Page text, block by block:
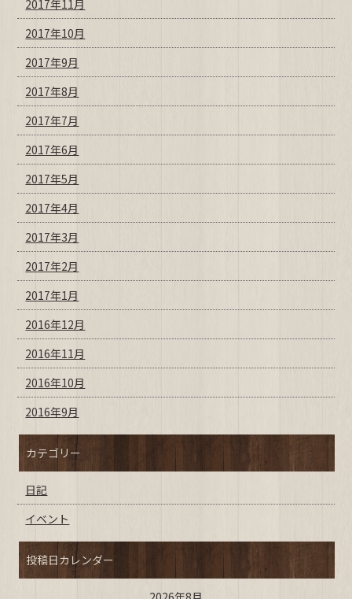
2017年11月
2017年10月
2017年9月
2017年8月
2017年7月
2017年6月
2017年5月
2017年4月
2017年3月
2017年2月
2017年1月
2016年12月
2016年11月
2016年10月
2016年9月
カテゴリー
日記
イベント
投稿日カレンダー